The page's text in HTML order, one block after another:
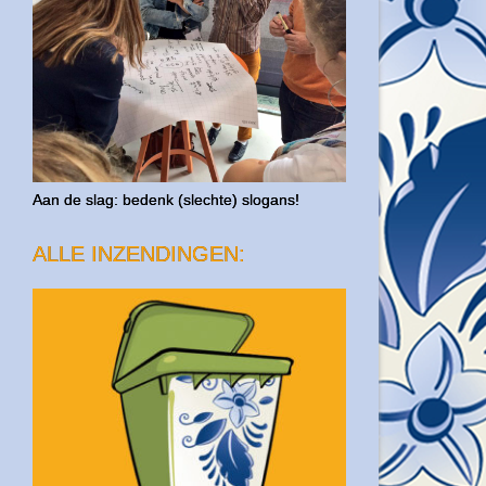
Aan de slag: bedenk (slechte) slogans!
ALLE INZENDINGEN: